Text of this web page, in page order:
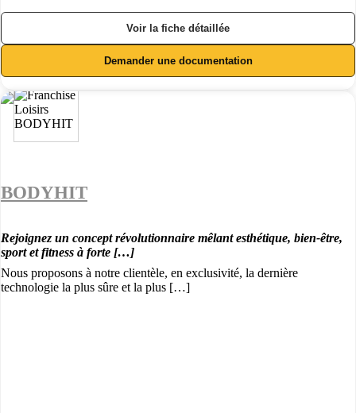
Voir la fiche détaillée
Demander une documentation
BODYHIT
Rejoignez un concept révolutionnaire mêlant esthétique, bien-être,
sport et fitness à forte […]
Nous proposons à notre clientèle, en exclusivité, la dernière
technologie la plus sûre et la plus […]